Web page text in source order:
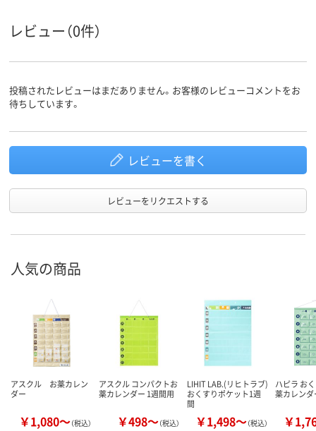
レビュー（0件）
投稿されたレビューはまだありません。お客様のレビューコメントをお
待ちしています。
レビューを書く
レビューをリクエストする
人気の商品
アスクル お薬カレン
ダー
￥1,080～（税込）
アスクル コンパクトお
薬カレンダー 1週間用
￥498～（税込）
LIHIT LAB.(リヒトラブ)
おくすりポケット1週
間
￥1,498～（税込）
ハピラ お
薬カレンダ
￥